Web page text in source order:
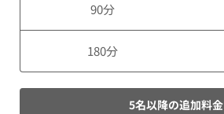
90分
180分
5名以降の追加料金